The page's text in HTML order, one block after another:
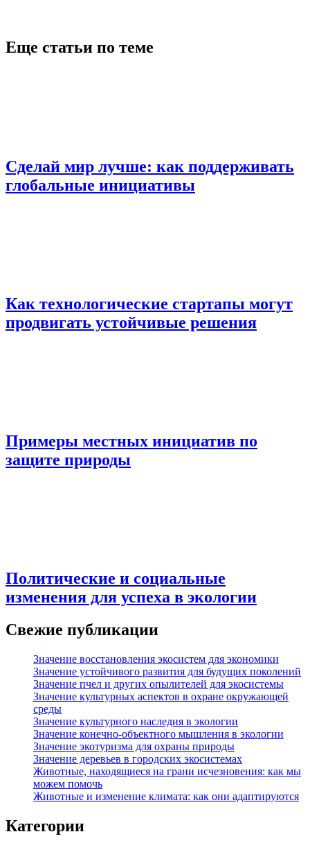
Еще статьи по теме
Сделай мир лучше: как поддерживать
глобальные инициативы
Как технологические стартапы могут
продвигать устойчивые решения
Примеры местных инициатив по
защите природы
Политические и социальные
изменения для успеха в экологии
Свежие публикации
Значение восстановления экосистем для экономики
Значение устойчивого развития для будущих поколений
Значение пчел и других опылителей для экосистемы
Значение культурных аспектов в охране окружающей
среды
Значение культурного наследия в экологии
Значение конечно-объектного мышления в экологии
Значение экотуризма для охраны природы
Значение деревьев в городских экосистемах
Животные, находящиеся на грани исчезновения: как мы
можем помочь
Животные и изменение климата: как они адаптируются
Категории